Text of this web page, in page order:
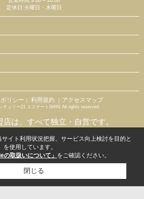
定休日:火曜日・水曜日
リシー ｜ 利用規約 ｜アクセスマップ
チュリー21 エステートSHIN All rights reserved.
は、すべて独立・自営です。
イト利用状況把握、サービス向上検討を目的と
使用しています。
の取扱いについて」 をご確認ください。
閉じる